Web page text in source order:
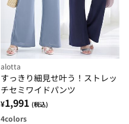
alotta
すっきり細見せ叶う！ストレッ
チセミワイドパンツ
¥1,991 (税込)
4colors